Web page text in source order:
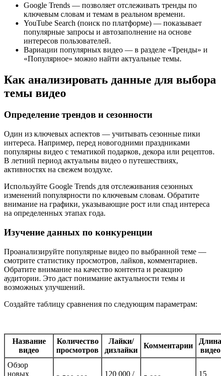
Google Trends — позволяет отслеживать тренды по
ключевым словам и темам в реальном времени.
YouTube Search (поиск по платформе) — показывает
популярные запросы и автозаполнение на основе
интересов пользователей.
Вариации популярных видео — в разделе «Тренды» и
«Популярное» можно найти актуальные темы.
Как анализировать данные для выбора
темы видео
Определение трендов и сезонности
Один из ключевых аспектов — учитывать сезонные пики
интереса. Например, перед новогодними праздниками
популярны видео с тематикой подарков, декора или рецептов.
В летний период актуальны видео о путешествиях,
активностях на свежем воздухе.
Используйте Google Trends для отслеживания сезонных
изменений популярности по ключевым словам. Обратите
внимание на графики, указывающие рост или спад интереса
на определенных этапах года.
Изучение данных по конкуренции
Проанализируйте популярные видео по выбранной теме —
смотрите статистику просмотров, лайков, комментариев.
Обратите внимание на качество контента и реакцию
аудитории. Это даст понимание актуальности темы и
возможных улучшений.
Создайте таблицу сравнения по следующим параметрам:
Название
видео
Количество
просмотров
Лайки/
дизлайки
Комментарии
Длина
видео
Обзор
новых
120 000 / 15